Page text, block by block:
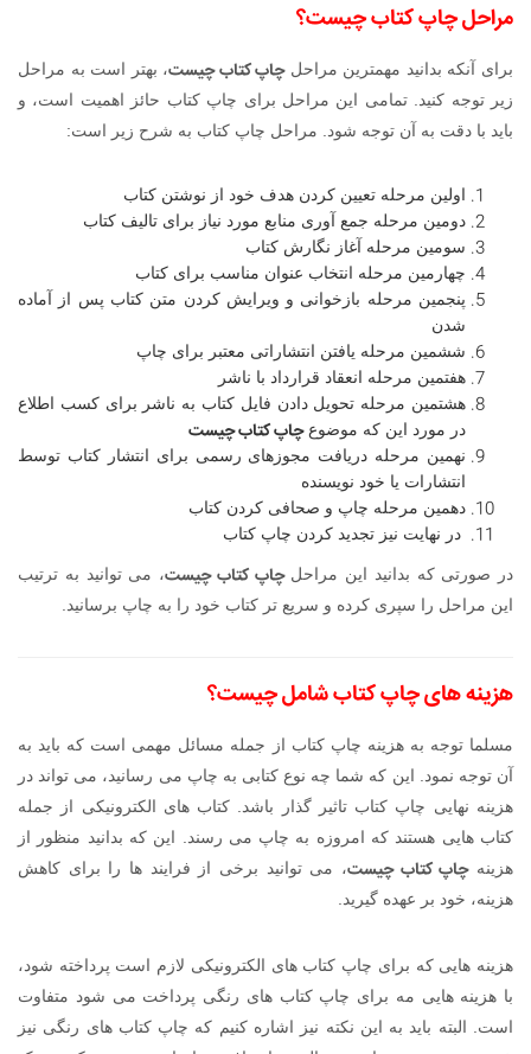
مراحلچاپ کتاب چیست؟
برای آنکه بدانید مهمترین مراحلچاپ کتاب چیست، بهتر است به مراحل
زیر توجه کنید. تمامی این مراحل برای چاپ کتاب حائز اهمیت است، و
باید با دقت به آن توجه شود. مراحل چاپ کتاب به شرح زیر است:
اولین مرحله تعیین کردن هدف خود از نوشتن کتاب
دومین مرحله جمع آوری منابع مورد نیاز برای تالیف کتاب
سومین مرحله آغاز نگارش کتاب
چهارمین مرحله انتخاب عنوان مناسب برای کتاب
پنجمین مرحله بازخوانی و ویرایش کردن متن کتاب پس از آماده
شدن
ششمین مرحله یافتن انتشاراتی معتبر برای چاپ
هفتمین مرحله انعقاد قرارداد با ناشر
هشتمین مرحله تحویل دادن فایل کتاب به ناشر برای کسب اطلاع
در مورد این که موضوعچاپ کتاب چیست
نهمین مرحله دریافت مجوزهای رسمی برای انتشار کتاب توسط
انتشارات یا خود نویسنده
دهمین مرحله چاپ و صحافی کردن کتاب
در نهایت نیز تجدید کردن چاپ کتاب
در صورتی که بدانید این مراحلچاپ کتاب چیست، می توانید به ترتیب
این مراحل را سپری کرده و سریع تر کتاب خود را به چاپ برسانید.
هزینه های چاپ کتاب شامل چیست؟
مسلما توجه به هزینه چاپ کتاب از جمله مسائل مهمی است که باید به
آن توجه نمود. این که شما چه نوع کتابی به چاپ می رسانید، می تواند در
هزینه نهایی چاپ کتاب تاثیر گذار باشد. کتاب های الکترونیکی از جمله
کتاب هایی هستند که امروزه به چاپ می رسند. این که بدانید منظور از
هزینهچاپ کتاب چیست، می توانید برخی از فرایند ها را برای کاهش
هزینه، خود بر عهده گیرید.
هزینه هایی که برای چاپ کتاب های الکترونیکی لازم است پرداخته شود،
با هزینه هایی مه برای چاپ کتاب های رنگی پرداخت می شود متفاوت
است. البته باید به این نکته نیز اشاره کنیم که چاپ کتاب های رنگی نیز